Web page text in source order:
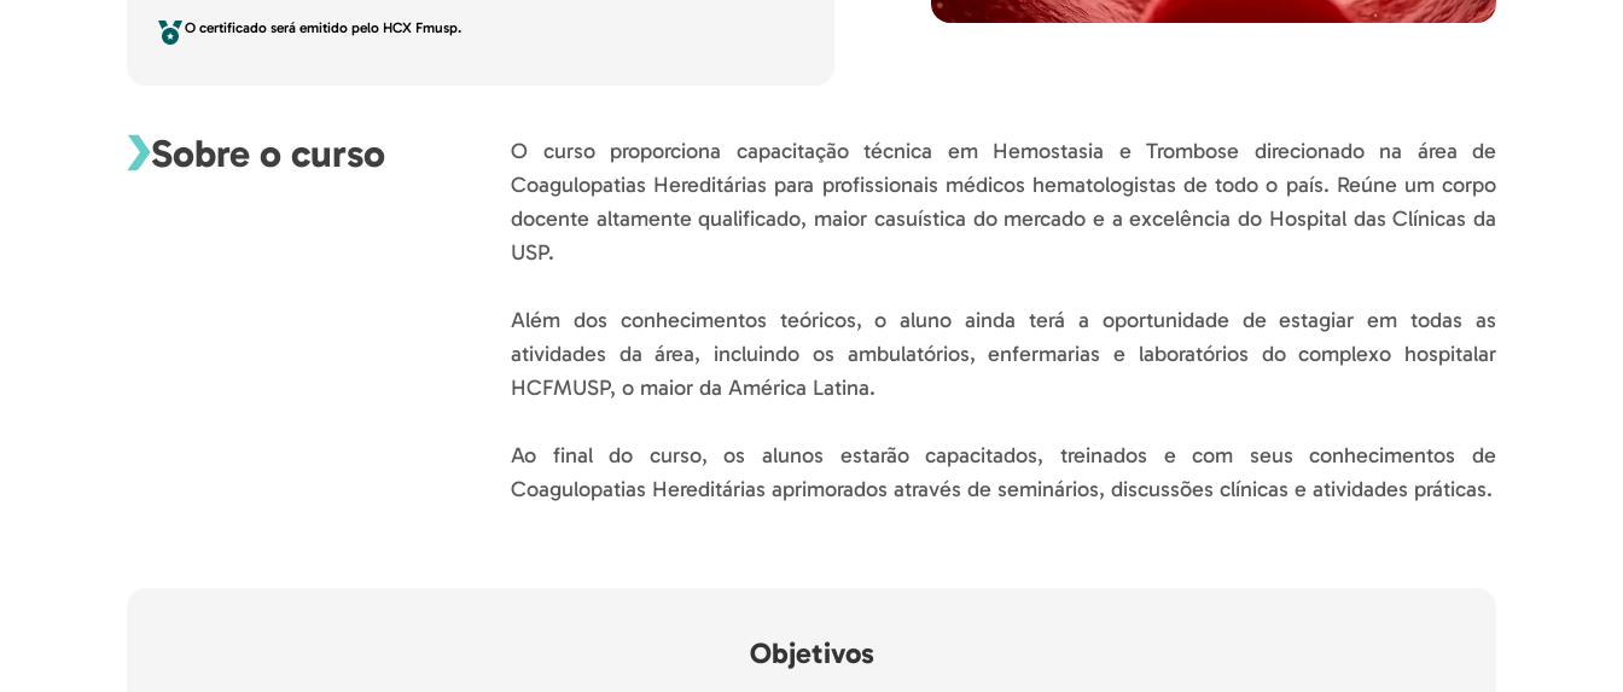
O certificado será emitido pelo HCX Fmusp.
Sobre o curso
O curso proporciona capacitação técnica em Hemostasia e Trombose direcionado na área de
Coagulopatias Hereditárias para profissionais médicos hematologistas de todo o país. Reúne um corpo
docente altamente qualificado, maior casuística do mercado e a excelência do Hospital das Clínicas da
USP.
Além dos conhecimentos teóricos, o aluno ainda terá a oportunidade de estagiar em todas as
atividades da área, incluindo os ambulatórios, enfermarias e laboratórios do complexo hospitalar
HCFMUSP, o maior da América Latina.
Ao final do curso, os alunos estarão capacitados, treinados e com seus conhecimentos de
Coagulopatias Hereditárias aprimorados através de seminários, discussões clínicas e atividades práticas.
Objetivos